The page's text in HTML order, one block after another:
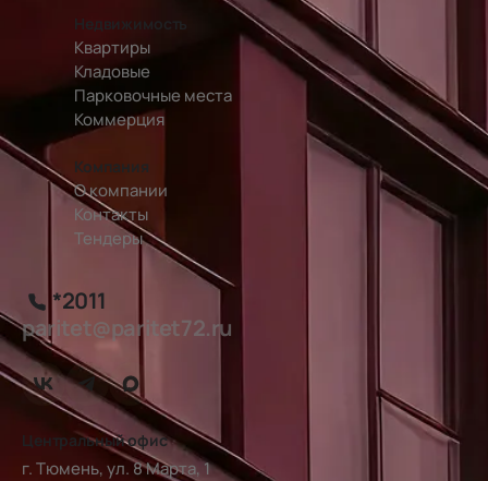
Недвижимость
Квартиры
Кладовые
Парковочные места
Коммерция
Компания
О компании
Контакты
Тендеры
*2011
paritet@paritet72.ru
Центральный офис
г. Тюмень, ул. 8 Марта, 1